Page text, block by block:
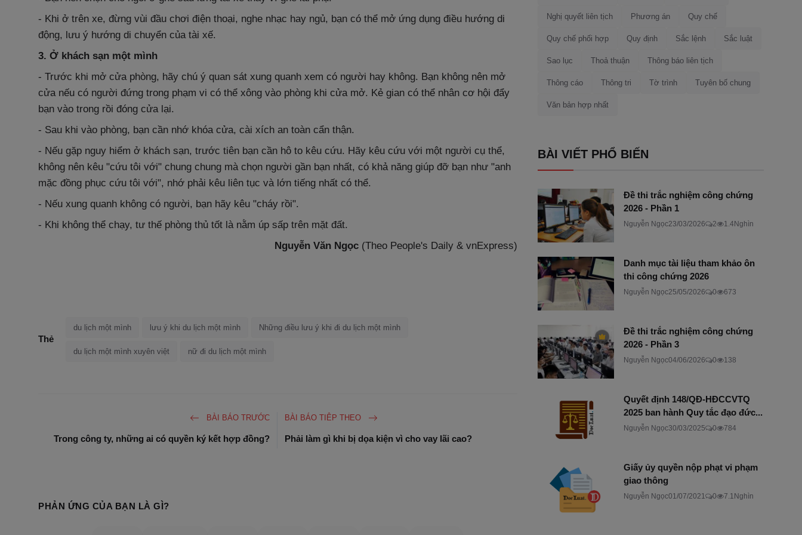
- Khi ở trên xe, đừng vùi đầu chơi điện thoại, nghe nhạc hay ngủ, bạn có thể mở ứng dụng điều hướng di
động, lưu ý hướng di chuyển của tài xế.
3. Ở khách sạn một mình
- Trước khi mở cửa phòng, hãy chú ý quan sát xung quanh xem có người hay không. Bạn không nên mở
cửa nếu có người đứng trong phạm vi có thể xông vào phòng khi cửa mở. Kẻ gian có thể nhân cơ hội đẩy
bạn vào trong rồi đóng cửa lại.
- Sau khi vào phòng, bạn cần nhớ khóa cửa, cài xích an toàn cẩn thận.
- Nếu gặp nguy hiểm ở khách sạn, trước tiên bạn cần hô to kêu cứu. Hãy kêu cứu với một người cụ thể,
không nên kêu "cứu tôi với" chung chung mà chọn người gần bạn nhất, có khả năng giúp đỡ bạn như "anh
mặc đồng phục cứu tôi với", nhớ phải kêu liên tục và lớn tiếng nhất có thể.
- Nếu xung quanh không có người, bạn hãy kêu "cháy rồi".
- Khi không thể chạy, tư thế phòng thủ tốt là nằm úp sấp trên mặt đất.
Nguyễn Văn Ngọc(Theo People's Daily & vnExpress)
Thẻ
du lịch một mình lưu ý khi du lịch một mình Những điều lưu ý khi đi du lịch một mình
du lịch một mình xuyên việt nữ đi du lịch một mình
BÀI BÁO TRƯỚC
Trong công ty, những ai có quyền ký kết hợp đồng?
BÀI BÁO TIÊP THEO
Phải làm gì khi bị dọa kiện vì cho vay lãi cao?
PHẢN ỨNG CỦA BẠN LÀ GÌ?
Nghị quyết liên tịch Phương án Quy chế
Quy chế phối hợp Quy định Sắc lệnh Sắc luật
Sao lục Thoả thuận Thông báo liên tịch
Thông cáo Thông tri Tờ trình Tuyên bố chung
Văn bản hợp nhất
BÀI VIẾT PHỔ BIẾN
Đề thi trắc nghiệm công chứng
2026 - Phần 1
Nguyễn Ngọc23/03/2026 2 1.4Nghìn
Danh mục tài liệu tham khảo ôn
thi công chứng 2026
Nguyễn Ngọc25/05/2026 0 673
Đề thi trắc nghiệm công chứng
2026 - Phần 3
Nguyễn Ngọc04/06/2026 0 138
Quyết định 148/QĐ-HĐCCVTQ
2025 ban hành Quy tắc đạo đức...
Nguyễn Ngọc30/03/2025 0 784
Giấy ủy quyền nộp phạt vi phạm
giao thông
Nguyễn Ngọc01/07/2021 0 7.1Nghìn